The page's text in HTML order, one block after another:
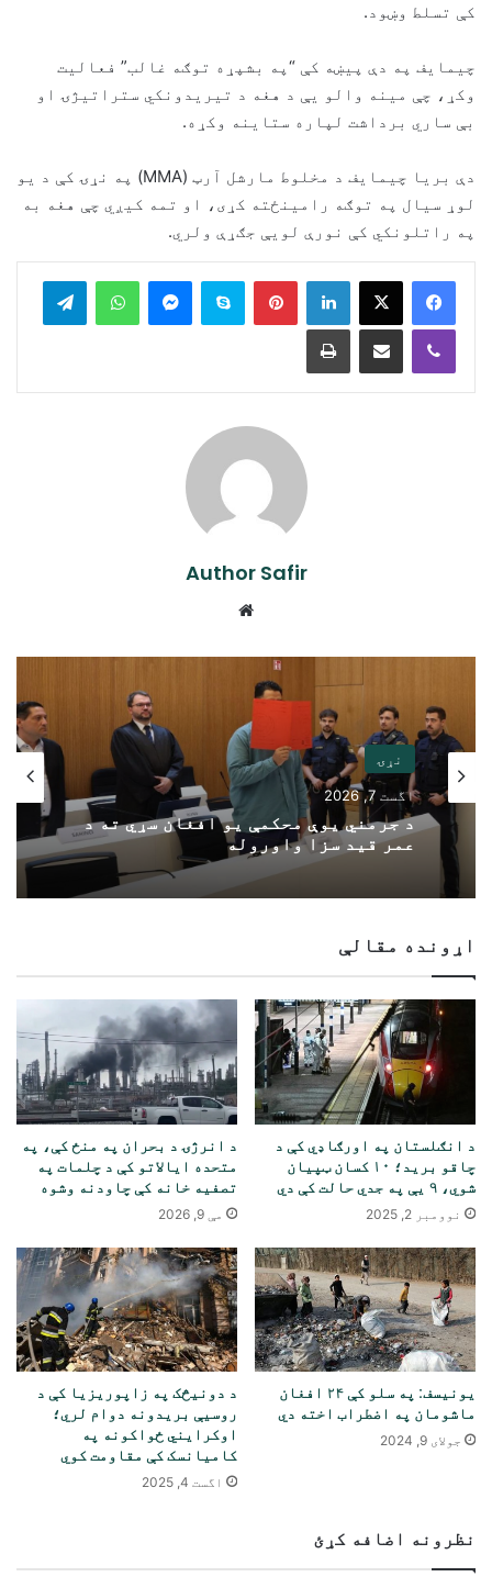
کې تسلط وښود.
چیمایف په دې پیښه کې “په بشپړه توګه غالب” فعالیت
وکړ، چې مینه والو یې د هغه د تیریدونکي ستراتیژۍ او
بې ساري برداشت لپاره ستاینه وکړه.
دې بریا چیمایف د مخلوط مارشل آرټ (MMA) په نړۍ کې د یو
لوړ سیال په توګه رامینځته کړی، او تمه کیږي چې هغه به
په راتلونکي کې نورې لویې جګړې ولري.
LinkedIn
Pinterest
Skype
Messenger
WhatsApp
Viber
Share via Email
Print
Author Safir
نړۍ
اگست 7, 2026
د جرمني یوې محکمې یو افغان سړي ته د
عمر قید سزا واوروله
اړونده مقالې
د انګلستان په اورګاډي کې د
چاقو برید؛ ۱۰ کسان ټپیان
شوي، ۹ یې په جدي حالت کې دي
نوومبر 2, 2025
د انرژۍ د بحران په منځ کې، په
متحده ایالاتو کې د چلمات په
تصفیه خانه کې چاودنه وشوه
مې 9, 2026
یونیسف: په سلو کې ۲۴ افغان
ماشومان په اضطراب اخته دي
جولای 9, 2024
د دونیڅک په زاپوریزیا کې د
روسیې بریدونه دوام لري؛
اوکرایني ځواکونه په
کامیانسک کې مقاومت کوي
اگست 4, 2025
نظرونه اضافه کړئ